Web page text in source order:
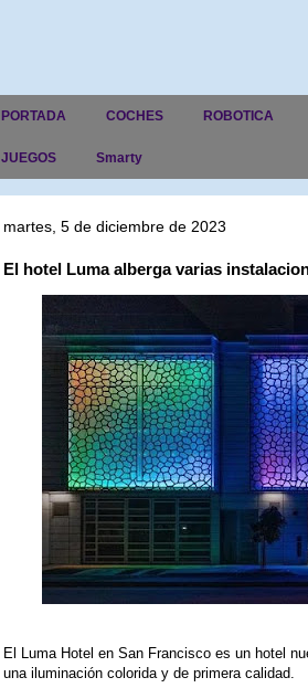
PORTADA COCHES ROBOTICA
JUEGOS Smarty
martes, 5 de diciembre de 2023
El hotel Luma alberga varias
El Luma Hotel en San Francisco es un hotel
una iluminación colorida y de primera calidad.